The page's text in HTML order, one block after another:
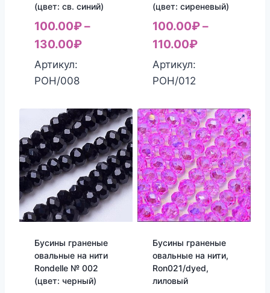
(цвет: св. синий)
100.00₽–
130.00₽
Артикул:
РОН/008
(цвет: сиреневый)
100.00₽–
110.00₽
Артикул:
РОН/012
Бусины граненые
овальные на нити
Rondelle № 002
(цвет: черный)
Бусины граненые
овальные на нити,
Ron021/dyed,
лиловый